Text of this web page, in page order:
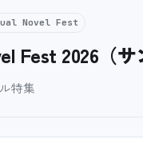
Novel Fest
Fest 2026（サ
特集